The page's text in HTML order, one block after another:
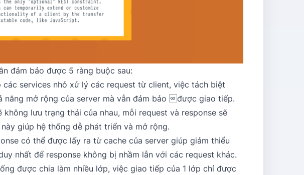
đảm bảo được 5 ràng buộc sau:
các services nhỏ xử lý các request từ client, việc tách biệt
mở rộng của server mà vẫn đảm bảo được giao tiếp.
không lưu trạng thái của nhau, mỗi request và response sẽ
giúp hệ thống dễ phát triển và mở rộng.
có thể được lấy ra từ cache của server giúp giảm thiểu
nhất để response không bị nhầm lẫn với các request khác.
được chia làm nhiều lớp, việc giao tiếp của 1 lớp chỉ được